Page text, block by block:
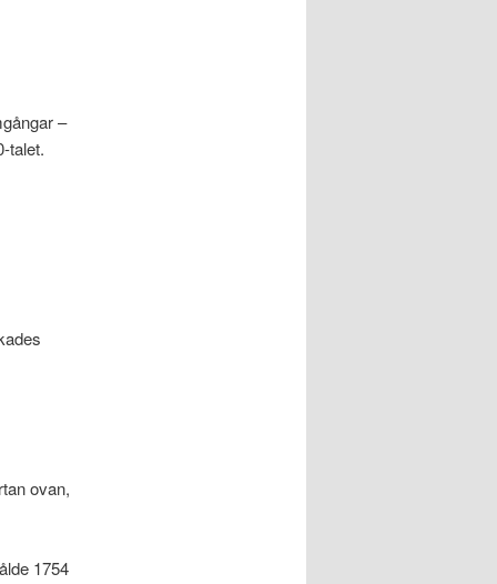
–
talet.
ovan,
1754